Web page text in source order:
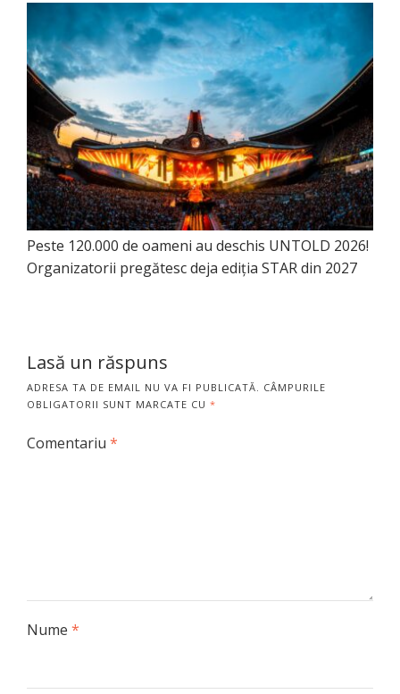
Peste 120.000 de oameni au deschis UNTOLD 2026!
Organizatorii pregătesc deja ediția STAR din 2027
Lasă un răspuns
ADRESA TA DE EMAIL NU VA FI PUBLICATĂ. CÂMPURILE
OBLIGATORII SUNT MARCATE CU *
Comentariu *
Nume *